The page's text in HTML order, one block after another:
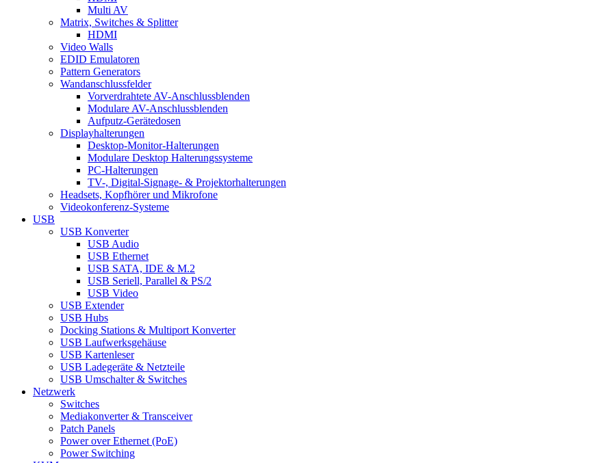
Multi AV
Matrix, Switches & Splitter
HDMI
Video Walls
EDID Emulatoren
Pattern Generators
Wandanschlussfelder
Vorverdrahtete AV-Anschlussblenden
Modulare AV-Anschlussblenden
Aufputz-Gerätedosen
Displayhalterungen
Desktop-Monitor-Halterungen
Modulare Desktop Halterungssysteme
PC-Halterungen
TV-, Digital-Signage- & Projektorhalterungen
Headsets, Kopfhörer und Mikrofone
Videokonferenz-Systeme
USB
USB Konverter
USB Audio
USB Ethernet
USB SATA, IDE & M.2
USB Seriell, Parallel & PS/2
USB Video
USB Extender
USB Hubs
Docking Stations & Multiport Konverter
USB Laufwerksgehäuse
USB Kartenleser
USB Ladegeräte & Netzteile
USB Umschalter & Switches
Netzwerk
Switches
Mediakonverter & Transceiver
Patch Panels
Power over Ethernet (PoE)
Power Switching